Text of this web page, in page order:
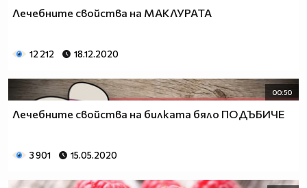
Лечебните свойства на МАКЛУРАТА
12 212 18.12.2020
00:50
Лечебните свойства на билката бяло ПОДЪБИЧЕ
3 901 15.05.2020